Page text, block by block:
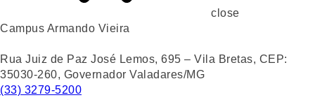
close
Campus Armando Vieira
Rua Juiz de Paz José Lemos, 695 – Vila Bretas, CEP:
35030-260, Governador Valadares/MG
(33) 3279-5200